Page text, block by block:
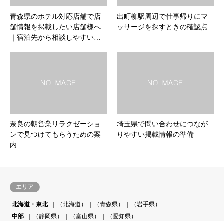
青森県のホテル対応店舗で店
舗情報を掲載したい店舗様へ
｜宿泊先から相談しやすい…
出町柳駅周辺で仕事帰りにマ
ッサージを探すときの確認点
奈良の朝営業リラクゼーショ
ンで見つけてもらうための案
内
埼玉県で問い合わせにつなが
りやすい掲載情報の準備
エリア
-北海道・東北- （北海道） （青森県）
（岩手県）
-中部-
（静岡県） （富山県）
（愛知県）